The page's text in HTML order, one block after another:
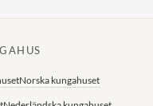
Norska kungahuset